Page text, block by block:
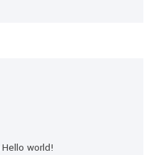
Hello world!